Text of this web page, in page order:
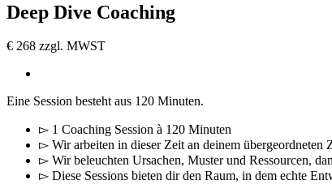
Deep Dive Coaching
€ 268 zzgl. MWST
Eine Session besteht aus 120 Minuten.
▻ 1 Coaching Session à 120 Minuten
▻ Wir arbeiten in dieser Zeit an deinem übergeordneten
▻ Wir beleuchten Ursachen, Muster und Ressourcen,
▻ Diese Sessions bieten dir den Raum, in dem echte